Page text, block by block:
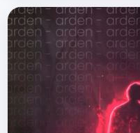
"Al Final". El
todas las…